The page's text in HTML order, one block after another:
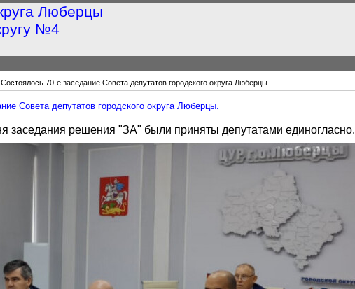
Люберцы
№4
70-е заседание Совета депутатов городского округа Люберцы.
Совета депутатов городского округа Люберцы.
заседания решения "ЗА" были приняты депутатами единогласно.